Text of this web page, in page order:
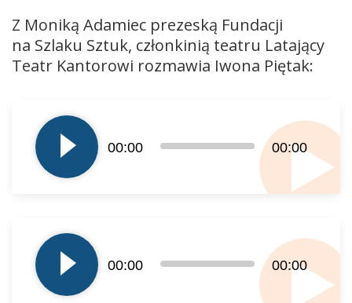
Z Moniką Adamiec prezeską Fundacji
na Szlaku Sztuk, członkinią teatru Latający
Teatr Kantorowi rozmawia Iwona Piętak:
plików
dźwiękowych
00:00 00:00
plików
dźwiękowych
00:00 00:00